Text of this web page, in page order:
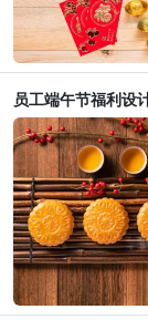
员工端午节福利设